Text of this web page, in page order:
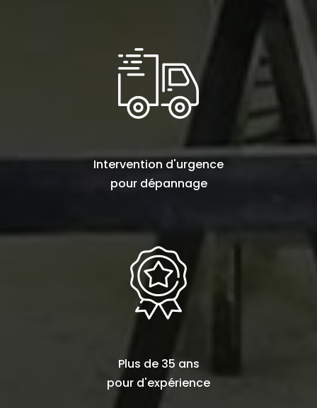
Intervention d'urgence
pour dépannage
Plus de 35 ans
pour d'expérience